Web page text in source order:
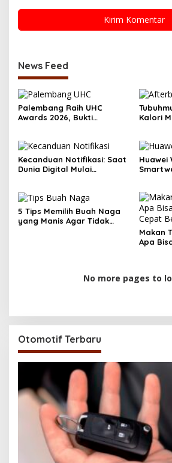
News Feed
Palembang Raih UHC
Awards 2026, Bukti
Kalori
Kecanduan Notifikasi: Saat
Dunia Digital Mulai
Huawei
5 Tips Memilih Buah Naga
yang Manis Agar Tidak
Makan
Apa
No more pages to
Otomotif Terbaru